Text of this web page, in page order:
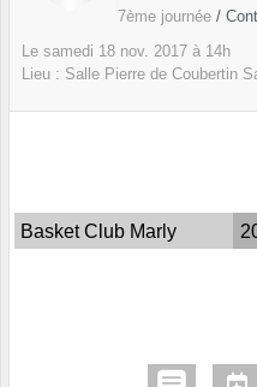
7ème journée /
Le samedi 18 nov. 2017 à 14h
Lieu : Salle Pierre de Coubertin
Basket Club Marly